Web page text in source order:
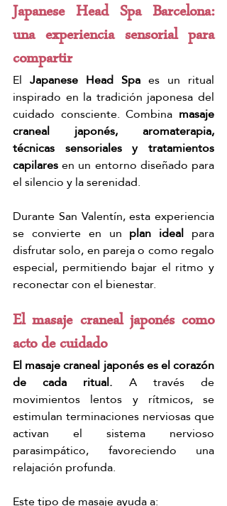
Japanese Head Spa Barcelona:
una experiencia sensorial para
compartir
El Japanese Head Spa es un ritual
inspirado en la tradición japonesa del
cuidado consciente. Combina masaje
craneal japonés, aromaterapia,
técnicas sensoriales y tratamientos
capilares en un entorno diseñado para
el silencio y la serenidad.
Durante San Valentín, esta experiencia
se convierte en un plan ideal para
disfrutar solo, en pareja o como regalo
especial, permitiendo bajar el ritmo y
reconectar con el bienestar.
El masaje craneal japonés como
acto de cuidado
El masaje craneal japonés es el corazón
de cada ritual. A través de
movimientos lentos y rítmicos, se
estimulan terminaciones nerviosas que
activan el sistema nervioso
parasimpático, favoreciendo una
relajación profunda.